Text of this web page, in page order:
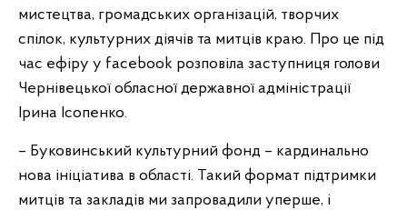
мистецтва, громадських організацій, творчих
спілок, культурних діячів та митців краю. Про це під
час ефіру у facebook розповіла заступниця голови
Чернівецької обласної державної адміністрації
Ірина Ісопенко.
– Буковинський культурний фонд – кардинально
нова ініціатива в області. Такий формат підтримки
митців та закладів ми запровадили уперше, і